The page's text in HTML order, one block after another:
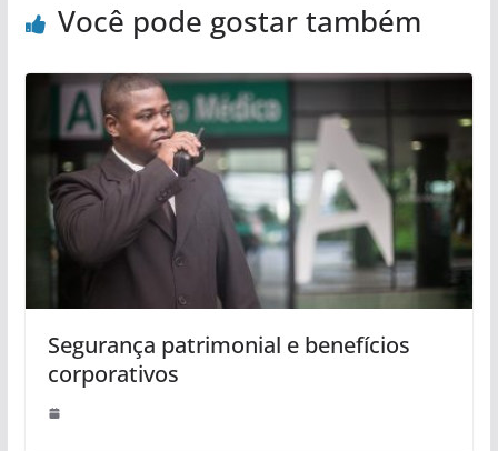
Você pode gostar também
Segurança patrimonial e benefícios
corporativos